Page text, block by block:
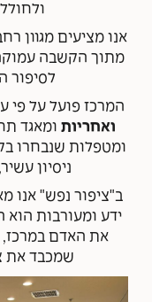
אנו מציעים מגוון
מתוך הקשבה
לסיפור
המרכז פועל על פי
ואחריות ומאגד
ומטפלות שנבחרו
ניסיון
ב"ציפור נפש" אנו
ידע ומעורבות הוא
את האדם במרכז,
שמכבד את